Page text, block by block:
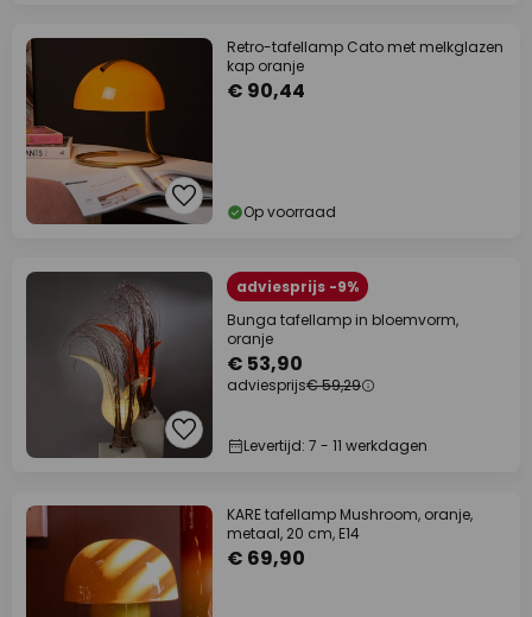
Retro-tafellamp Cato met melkglazen
kap oranje
€ 90,44
Op voorraad
adviesprijs -9%
Bunga tafellamp in bloemvorm,
oranje
€ 53,90
adviesprijs€ 59,29
Levertijd: 7 - 11 werkdagen
KARE tafellamp Mushroom, oranje,
metaal, 20 cm, E14
€ 69,90